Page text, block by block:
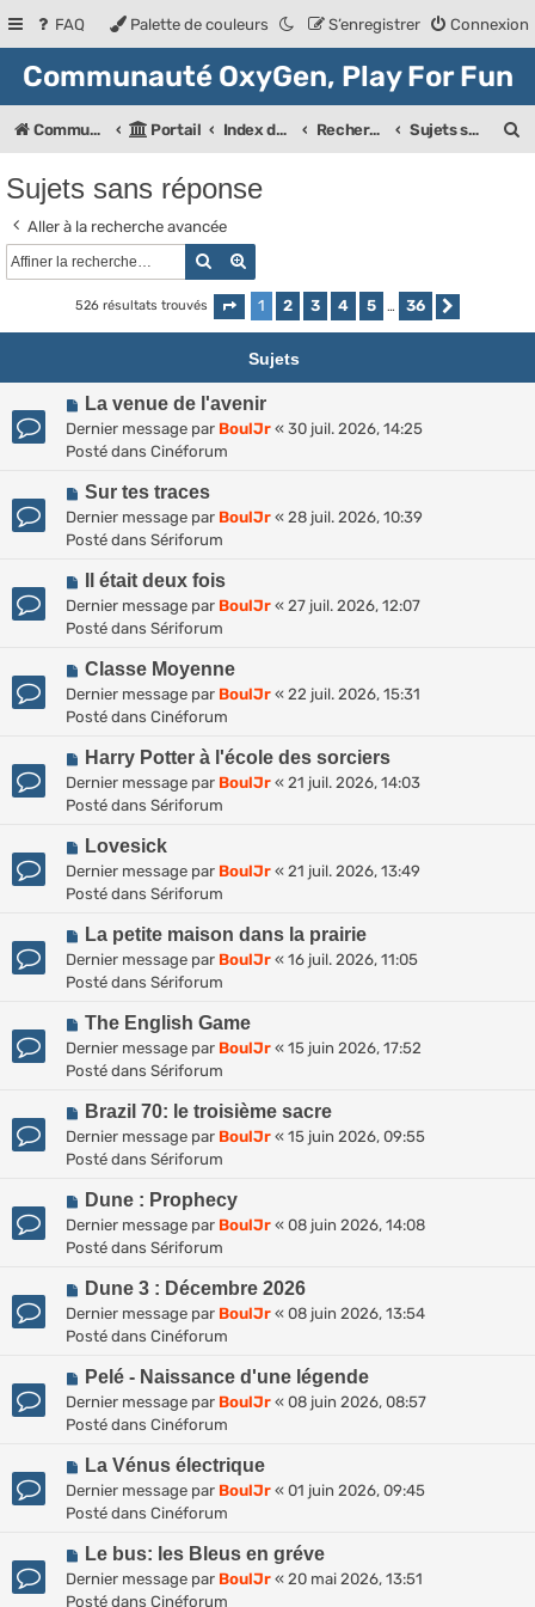
FAQ Connexion
S’enregistrer
Palette de couleurs
Communauté OxyGen, Play For Fun
Communauté OXyGeN Portail Index des forums Rechercher Sujets sans réponse
c
Sujets sans réponse
Aller à la recherche avancée
Rechercher
526 résultats trouvés Page 1sur 36
1 2 3 4 5 … 36
Sujets
N
o
u
e
a
u
s
s
g
e
La venue de l'avenir
Dernier message par BoulJr « 30 juil. 2026, 14:25
Posté dans Cinéforum
N
o
u
a
u
e
s
s
g
e
Sur tes traces
Dernier message par BoulJr « 28 juil. 2026, 10:39
Posté dans Sériforum
N
o
u
e
a
u
s
s
g
e
Il était deux fois
Dernier message par BoulJr « 27 juil. 2026, 12:07
Posté dans Sériforum
N
o
u
a
u
s
s
g
e
Classe Moyenne
Dernier message par BoulJr « 22 juil. 2026, 15:31
Posté dans Cinéforum
N
o
u
a
u
s
s
g
e
Harry Potter à l'école des sorciers
Dernier message par BoulJr « 21 juil. 2026, 14:03
Posté dans Sériforum
N
o
u
a
u
s
s
g
e
Lovesick
Dernier message par BoulJr « 21 juil. 2026, 13:49
Posté dans Sériforum
N
o
u
e
a
u
s
s
g
e
La petite maison dans la prairie
Dernier message par BoulJr « 16 juil. 2026, 11:05
Posté dans Sériforum
N
o
u
a
u
s
s
g
e
The English Game
Dernier message par BoulJr « 15 juin 2026, 17:52
Posté dans Sériforum
N
o
u
a
u
s
s
g
e
Brazil 70: le troisième sacre
Dernier message par BoulJr « 15 juin 2026, 09:55
Posté dans Sériforum
N
o
u
a
u
s
s
g
e
Dune : Prophecy
Dernier message par BoulJr « 08 juin 2026, 14:08
Posté dans Sériforum
N
o
u
a
u
s
s
g
e
Dune 3 : Décembre 2026
Dernier message par BoulJr « 08 juin 2026, 13:54
Posté dans Cinéforum
N
o
u
a
u
s
s
Pelé - Naissance d'une légende
Dernier message par BoulJr « 08 juin 2026, 08:57
Posté dans Cinéforum
N
o
u
a
u
La Vénus électrique
Dernier message par BoulJr « 01 juin 2026, 09:45
Posté dans Cinéforum
N
o
u
Le bus: les Bleus en gréve
Dernier message par BoulJr « 20 mai 2026, 13:51
Posté dans Cinéforum